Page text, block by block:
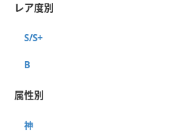
レア度別
S/S+
B
属性別
神